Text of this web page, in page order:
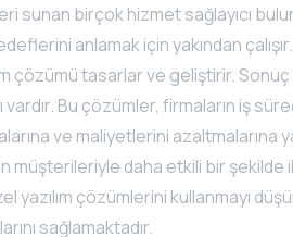
sunan birçok hizmet sağlayıcı
anlamak için yakından
çözümü tasarlar ve geliştirir.
Bu çözümler, firmaların iş
ve maliyetlerini azaltmalarına
müşterileriyle daha etkili bir şekilde
yazılım çözümlerini kullanmayı
sağlamaktadır.